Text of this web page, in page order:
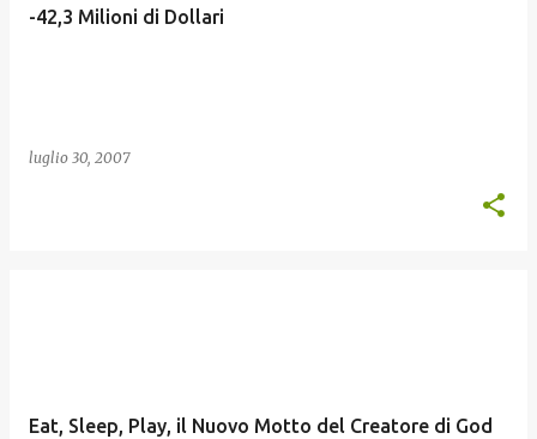
-42,3 Milioni di Dollari
luglio 30, 2007
Eat, Sleep, Play, il Nuovo Motto del Creatore di God